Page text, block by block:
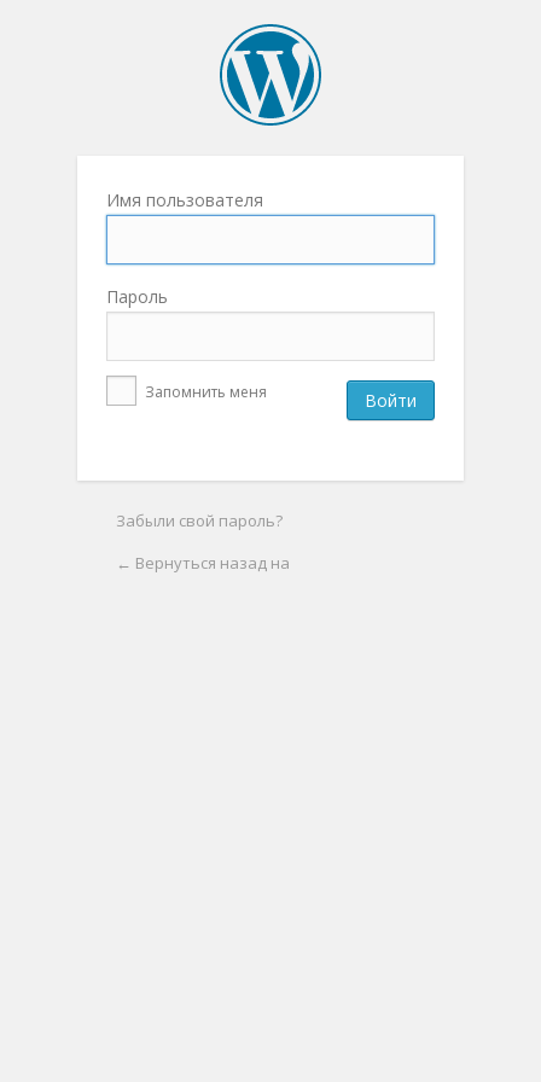
Имя пользователя
Пароль
Запомнить меня
Забыли свой пароль?
← Вернуться назад на